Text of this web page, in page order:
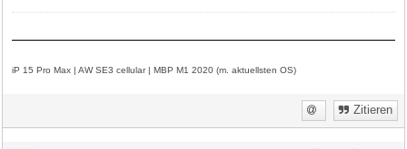
iP 15 Pro Max | AW SE3 cellular | MBP M1 2020 (m. aktuellsten OS)
Zitieren